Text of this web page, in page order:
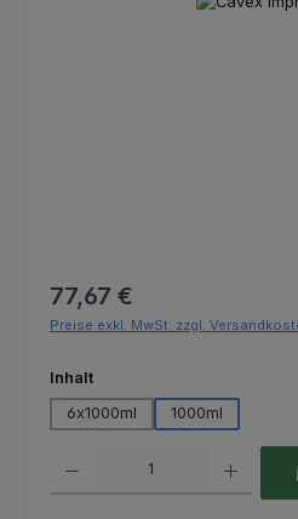
Regulärer Preis:
77,67 €
Preise exkl. MwSt. zzgl.
Inhaltauswählen
6x1000ml
1000ml